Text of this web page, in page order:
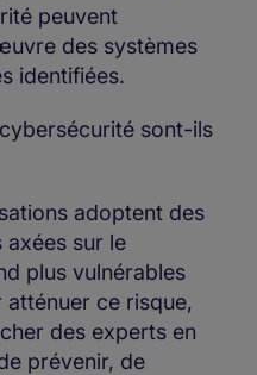
peuvent
des systèmes
identifiées.
sont-ils
adoptent des
sur le
plus vulnérables
ce risque,
des experts en
prévenir, de